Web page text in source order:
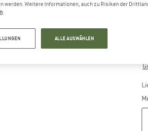
werden. Weitere Informationen, auch zu Risiken der
.
ALLE AUSWÄHLEN